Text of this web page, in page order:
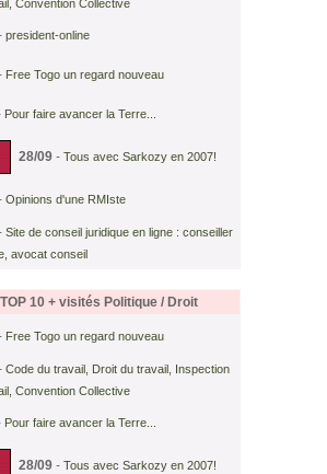
Convention Collective
president-online
Free Togo un regard nouveau
Pour faire avancer la Terre...
28/09 - Tous avec Sarkozy en 2007!
Opinions d'une RMIste
Site de conseil juridique en ligne : conseiller
avocat conseil
TOP 10 + visités Politique / Droit
Free Togo un regard nouveau
Code du travail, Droit du travail, Inspection
Convention Collective
Pour faire avancer la Terre...
28/09 - Tous avec Sarkozy en 2007!